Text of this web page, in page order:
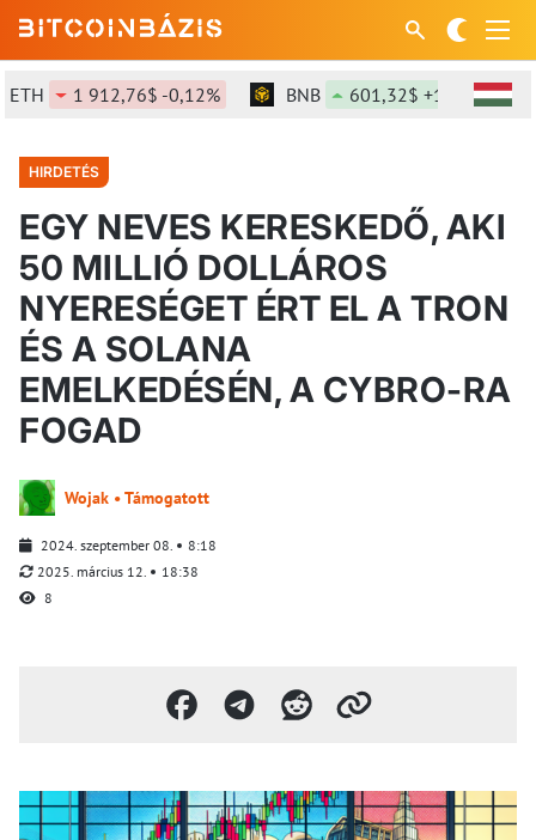
1 912,76$ -0,12% BNB 601,32$ +1,46%
HIRDETÉS
EGY NEVES KERESKEDŐ, AKI
50 MILLIÓ DOLLÁROS
NYERESÉGET ÉRT EL A TRON
ÉS A SOLANA
EMELKEDÉSÉN, A CYBRO-RA
FOGAD
Wojak • Támogatott
2024. szeptember 08.
8:18
2025. március 12.
18:38
8